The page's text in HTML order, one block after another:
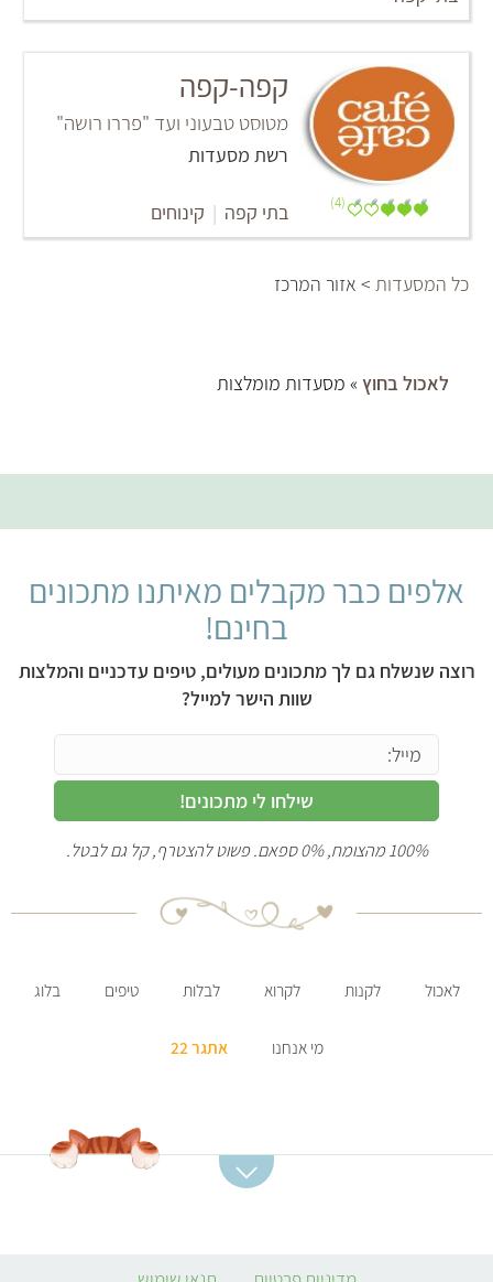
(4)
קפה-קפה
מטוסט טבעוני ועד "פררו רושה"
רשת מסעדות
בתי קפה | קינוחים
כל המסעדות > אזור המרכז
לאכול בחוץ » מסעדות מומלצות
אלפים כבר מקבלים מאיתנו מתכונים
בחינם!
רוצה שנשלח גם לך מתכונים מעולים, טיפים עדכניים והמלצות
שוות הישר למייל?
שילחו לי מתכונים!
100% מהצומח, 0% ספאם. פשוט להצטרף, קל גם לבטל.
לאכול לקנות לקרוא לבלות טיפים בלוג
מי אנחנו אתגר 22